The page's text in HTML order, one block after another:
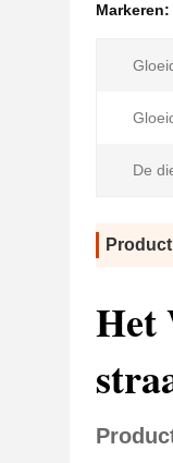
Markeren:
De
Het